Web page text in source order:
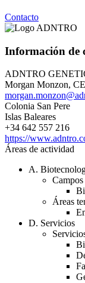
Contacto
Información de
ADNTRO
Morgan Monzon,
Colonia San Pere
Islas Baleares
+34 642 557 216
https://
Áreas de actividad
A.
Áreas
D. Servicios